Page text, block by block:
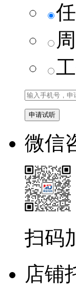
微信
扫码
店铺